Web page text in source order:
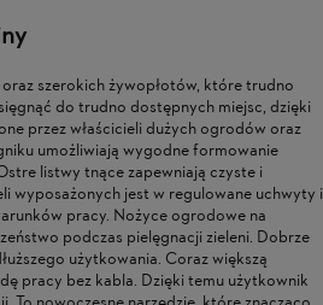
szerokich żywopłotów, które trudno
do trudno dostępnych miejsc, dzięki
przez właścicieli dużych ogrodów oraz
umożliwiają wygodne formowanie
listwy tnące zapewniają czyste i
wyposażonych jest w regulowane uchwyty i
pracy. Nożyce ogrodowe na
podczas pielęgnacji zieleni. Dobrze
użytkowania. Coraz większą
pracy bez kabla. Dzięki temu użytkownik